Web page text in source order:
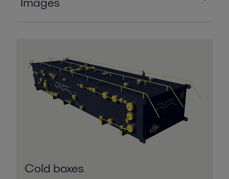
Alfa Laval Cold box
2026-03-02 301 kB
Cold boxes